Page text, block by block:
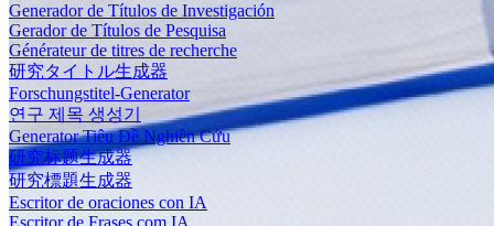
Generador de Títulos de Investigación
Gerador de Títulos de Pesquisa
Générateur de titres de recherche
研究タイトル生成器
Forschungstitel-Generator
연구 제목 생성기
Generator Tiêu Đề Nghiên Cứu
研究标题生成器
研究標題生成器
Escritor de oraciones con IA
Escritor de Frases com IA